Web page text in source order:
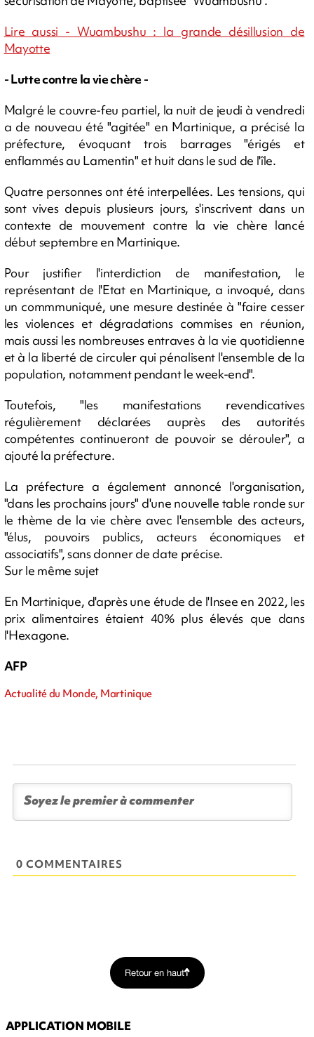
Lire aussi - Wuambushu : la grande désillusion de
Mayotte
- Lutte contre la vie chère -
Malgré le couvre-feu partiel, la nuit de jeudi à vendredi
a de nouveau été "agitée" en Martinique, a précisé la
préfecture, évoquant trois barrages "érigés et
enflammés au Lamentin" et huit dans le sud de l'île.
Quatre personnes ont été interpellées. Les tensions, qui
sont vives depuis plusieurs jours, s'inscrivent dans un
contexte de mouvement contre la vie chère lancé
début septembre en Martinique.
Pour justifier l'interdiction de manifestation, le
représentant de l'Etat en Martinique, a invoqué, dans
un commmuniqué, une mesure destinée à "faire cesser
les violences et dégradations commises en réunion,
mais aussi les nombreuses entraves à la vie quotidienne
et à la liberté de circuler qui pénalisent l'ensemble de la
population, notamment pendant le week-end".
Toutefois, "les manifestations revendicatives
régulièrement déclarées auprès des autorités
compétentes continueront de pouvoir se dérouler", a
ajouté la préfecture.
La préfecture a également annoncé l'organisation,
"dans les prochains jours" d'une nouvelle table ronde sur
le thème de la vie chère avec l'ensemble des acteurs,
"élus, pouvoirs publics, acteurs économiques et
associatifs", sans donner de date précise.
Sur le même sujet
En Martinique, d'après une étude de l'Insee en 2022, les
prix alimentaires étaient 40% plus élevés que dans
l'Hexagone.
AFP
Actualité du Monde, Martinique
0 COMMENTAIRES
Retour en haut
APPLICATION MOBILE